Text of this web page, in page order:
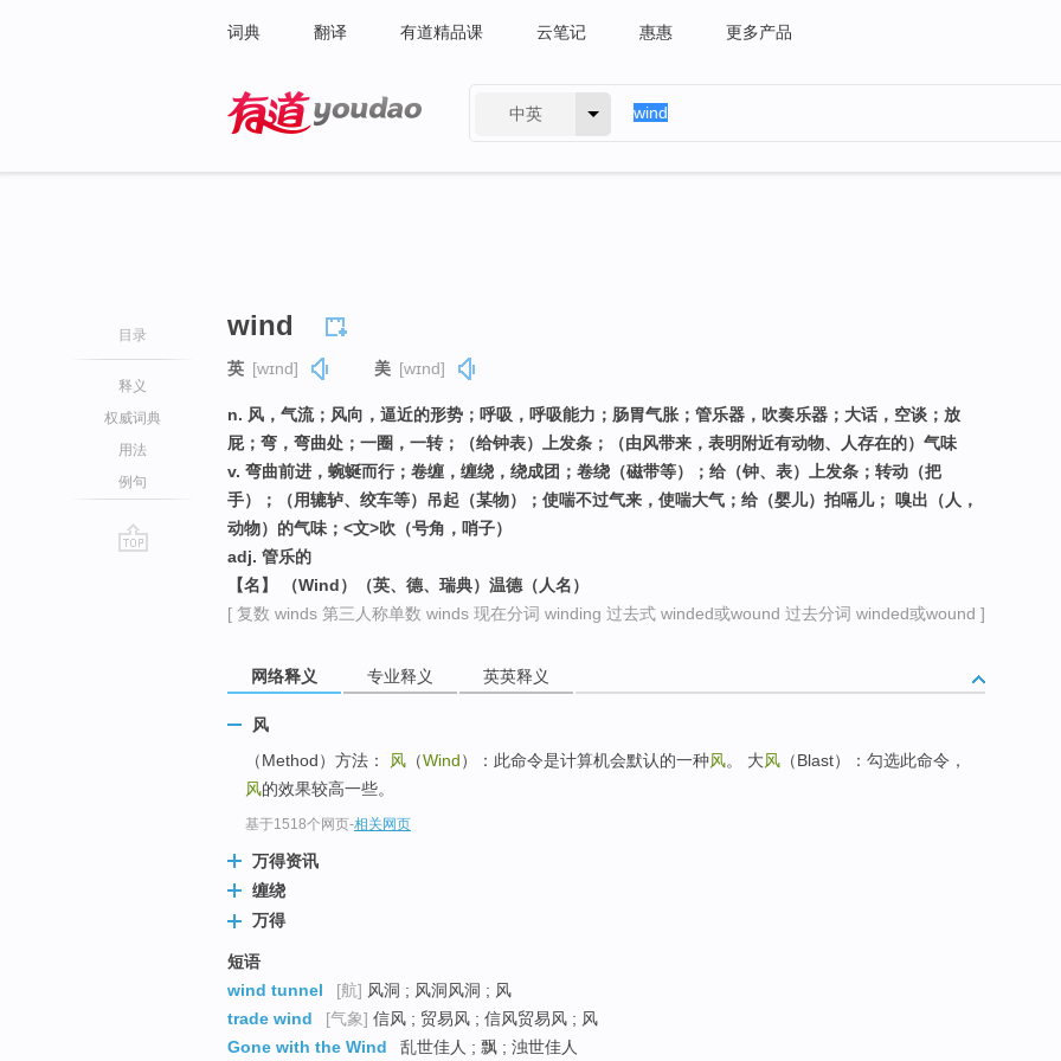
词典 翻译 有道精品课 云笔记 惠惠 更多产品
中英
目录
释义
权威词典
用法
例句
wind
英 [wɪnd] 美 [wɪnd]
n. 风，气流；风向，逼近的形势；呼吸，呼吸能力；肠胃气胀；管乐器，吹奏乐器；大话，空谈；放
屁；弯，弯曲处；一圈，一转；（给钟表）上发条；（由风带来，表明附近有动物、人存在的）气味
v. 弯曲前进，蜿蜒而行；卷缠，缠绕，绕成团；卷绕（磁带等）；给（钟、表）上发条；转动（把
手）；（用辘轳、绞车等）吊起（某物）；使喘不过气来，使喘大气；给（婴儿）拍嗝儿； 嗅出（人，
动物）的气味；<文>吹（号角，哨子）
adj. 管乐的
【名】 （Wind）（英、德、瑞典）温德（人名）
[ 复数 winds 第三人称单数 winds 现在分词 winding 过去式 winded或wound 过去分词 winded或wound ]
网络释义 专业释义 英英释义
风
（Method）方法：
风 （Wind）：此命令是计算机会默认的一种风。 大风 （Blast）：勾选此命令，
风的效果较高一些。
基于1518个网页-相关网页
万得资讯
缠绕
万得
短语
wind tunnel
[航] 风洞 ; 风洞风洞 ; 风
trade wind
[气象] 信风 ; 贸易风 ; 信风贸易风 ; 风
Gone with the Wind
乱世佳人 ; 飘 ; 浊世佳人